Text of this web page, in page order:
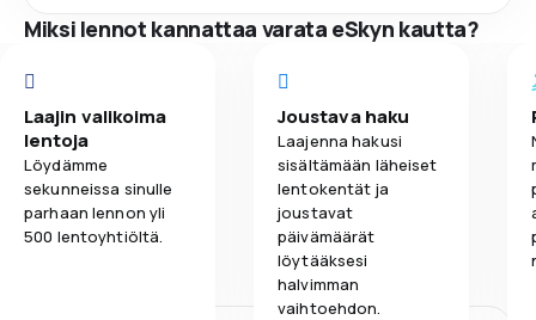
Miksi lennot kannattaa varata eSkyn kautta?
Laajin valikoima
lentoja
Löydämme
sekunneissa sinulle
parhaan lennon yli
500 lentoyhtiöltä.
Joustava haku
Laajenna hakusi
sisältämään läheiset
lentokentät ja
joustavat
päivämäärät
löytääksesi
halvimman
vaihtoehdon.